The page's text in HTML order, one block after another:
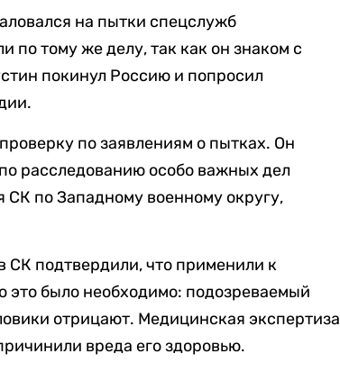
на пытки спецслужб
по тому же делу, так как он знаком с
покинул Россию и попросил
по заявлениям о пытках. Он
расследованию особо важных дел
СК по Западному военному округу,
подтвердили, что применили к
это было необходимо: подозреваемый
отрицают. Медицинская экспертиза
вреда его здоровью.